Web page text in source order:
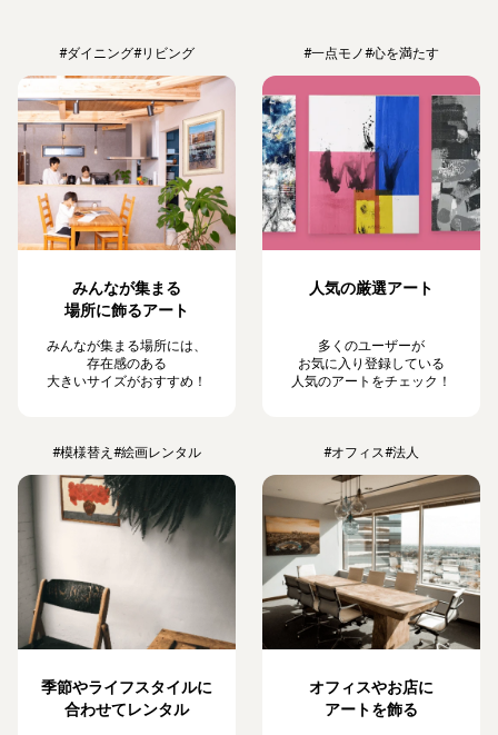
#ダイニング#リビング
みんなが集まる
場所に飾るアート
みんなが集まる場所には、
存在感のある
大きいサイズがおすすめ！
#一点モノ#心を満たす
人気の厳選アート
多くのユーザーが
お気に入り登録している
人気のアートをチェック！
#模様替え #絵画レンタル
季節やライフスタイルに
合わせてレンタル
#オフィス#法人
オフィスやお店に
アートを飾る